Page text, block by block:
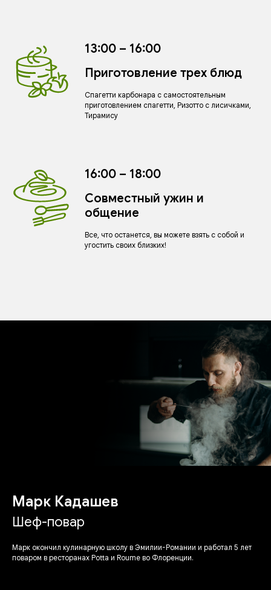
13:00 – 16:00
Приготовление трех блюд
Спагетти карбонара с самостоятельным
приготовлением спагетти, Ризотто с лисичками,
Тирамису
16:00 – 18:00
Совместный ужин и
общение
Все, что останется, вы можете взять с собой и
угостить своих близких!
Марк Кадашев
Шеф-повар
Марк окончил кулинарную школу в Эмилии-Романии и работал 5 лет
поваром в ресторанах Potta и Roume во Флоренции.